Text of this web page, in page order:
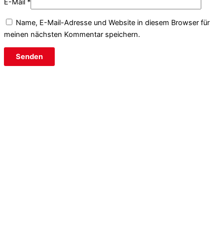
E-Mail *
Name, E-Mail-Adresse und Website in diesem Browser für
meinen nächsten Kommentar speichern.